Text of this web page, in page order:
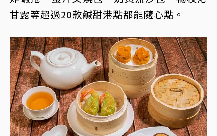
甘露等超過20款鹹甜港點都能隨心點。